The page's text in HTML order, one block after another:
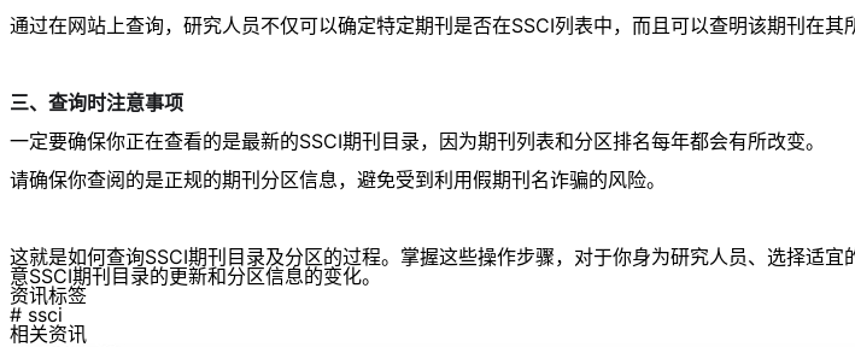
通过在网站上查询，研究人员不仅可以确定特定期刊是否在SSCI列表中，而且可以查明该期刊在其
三、查询时注意事项
一定要确保你正在查看的是最新的SSCI期刊目录，因为期刊列表和分区排名每年都会有所改变。
请确保你查阅的是正规的期刊分区信息，避免受到利用假期刊名诈骗的风险。
这就是如何查询SSCI期刊目录及分区的过程。掌握这些操作步骤，对于你身为研究人员、选择适
意SSCI期刊目录的更新和分区信息的变化。
资讯标签
# ssci
相关资讯